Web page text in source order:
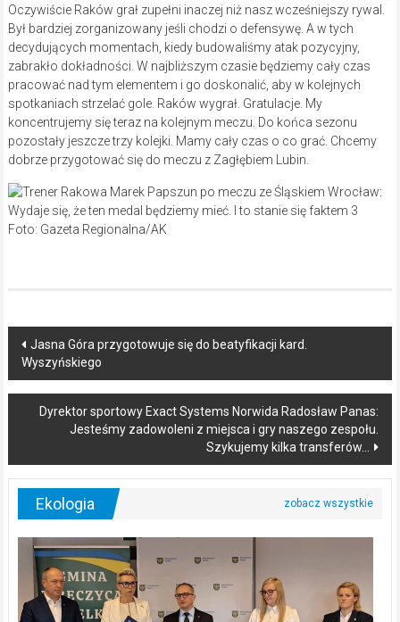
Oczywiście Raków grał zupełni inaczej niż nasz wcześniejszy rywal.
Był bardziej zorganizowany jeśli chodzi o defensywę. A w tych
decydujących momentach, kiedy budowaliśmy atak pozycyjny,
zabrakło dokładności. W najbliższym czasie będziemy cały czas
pracować nad tym elementem i go doskonalić, aby w kolejnych
spotkaniach strzelać gole. Raków wygrał. Gratulacje. My
koncentrujemy się teraz na kolejnym meczu. Do końca sezonu
pozostały jeszcze trzy kolejki. Mamy cały czas o co grać. Chcemy
dobrze przygotować się do meczu z Zagłębiem Lubin.
Foto: Gazeta Regionalna/AK
Post
navigation
Jasna Góra przygotowuje się do beatyfikacji kard.
Wyszyńskiego
Dyrektor sportowy Exact Systems Norwida Radosław Panas:
Jesteśmy zadowoleni z miejsca i gry naszego zespołu.
Szykujemy kilka transferów…
Ekologia